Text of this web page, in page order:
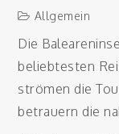
Allgemein
Die
beliebtesten
strömen die
betrauern die